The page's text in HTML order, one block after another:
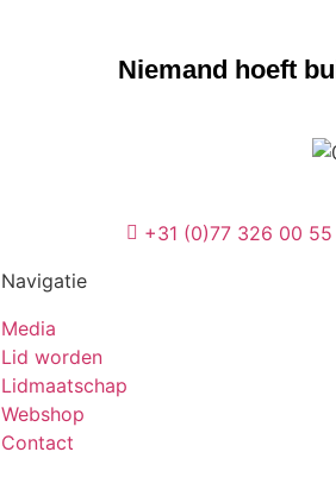
Niemand hoeft
+31 (0)77 326 00 55
Navigatie
Media
Lid worden
Lidmaatschap
Webshop
Contact